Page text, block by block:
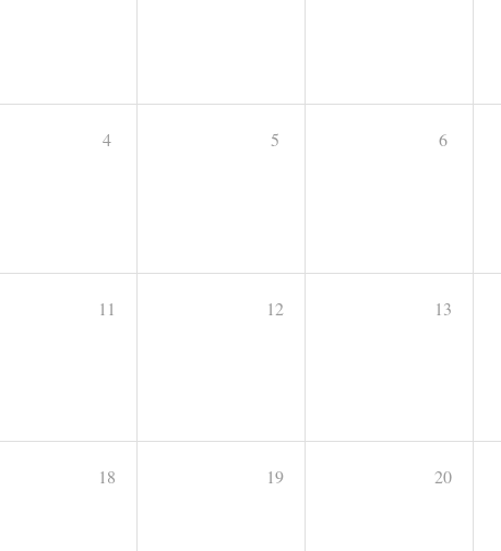
4 5 6
11 12 13
18 19 20